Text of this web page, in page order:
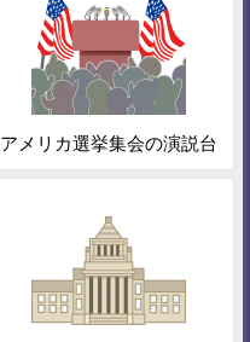
アメリカ選挙集会の演説台